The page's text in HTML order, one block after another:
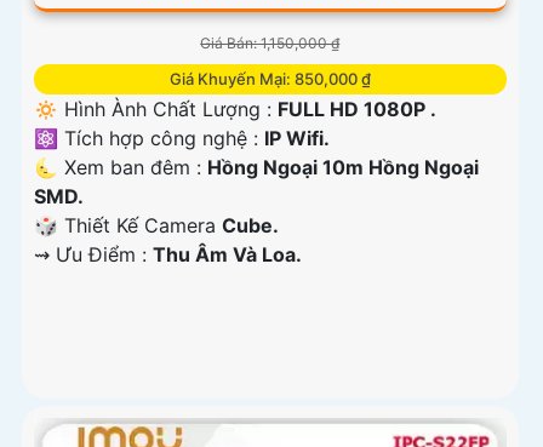
Giá Bán: 1,150,000 ₫
Giá Khuyến Mại: 850,000 ₫
🔅 Hình Ành Chất Lượng : FULL HD 1080P .
⚛️ Tích hợp công nghệ : IP Wifi.
🌜 Xem ban đêm : Hồng Ngoại 10m Hồng Ngoại
SMD.
🎲 Thiết Kế Camera Cube.
️⇝ Ưu Điểm : Thu Âm Và Loa.